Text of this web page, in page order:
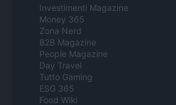
Investimenti Magazine
Money 365
Zona Nerd
B2B Magazine
People Magazine
Day Travel
Tutto Gaming
ESG 365
Food Wiki